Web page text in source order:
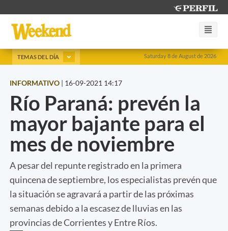
Saturday 8 de August de 2026
TEMAS DEL DÍA
INFORMATIVO | 16-09-2021 14:17
Río Paraná: prevén la
mayor bajante para el
mes de noviembre
A pesar del repunte registrado en la primera
quincena de septiembre, los especialistas prevén que
la situación se agravará a partir de las próximas
semanas debido a la escasez de lluvias en las
provincias de Corrientes y Entre Ríos.